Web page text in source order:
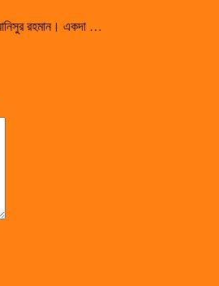
আনিসুর রহমান। একদা …